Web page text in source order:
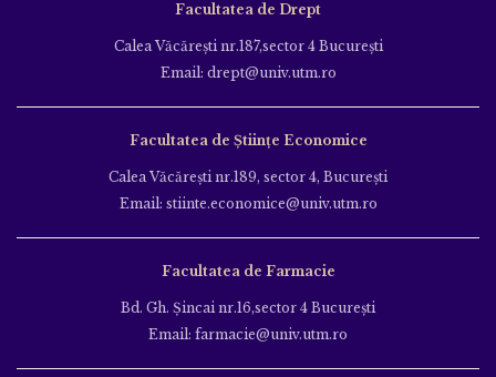
Facultatea de Drept
Calea Văcăreşti nr.187,sector 4 Bucureşti
Email: drept@univ.utm.ro
Facultatea de Științe Economice
Calea Văcăreşti nr.189, sector 4, Bucureşti
Email: stiinte.economice@univ.utm.ro
Facultatea de Farmacie
Bd. Gh. Şincai nr.16,sector 4 Bucureşti
Email: farmacie@univ.utm.ro